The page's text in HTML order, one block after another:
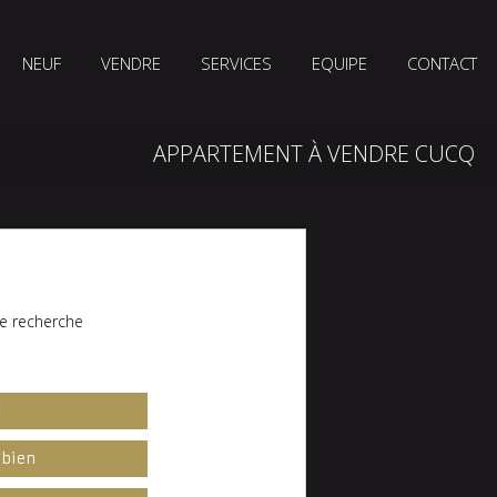
NEUF VENDRE SERVICES EQUIPE CONTACT
APPARTEMENT À VENDRE CUCQ
recherche
bien